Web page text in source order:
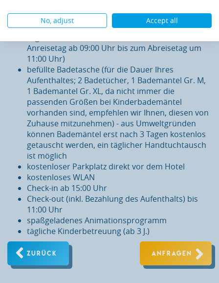
inkl. Säfte aus der Fruchtsaftbar zu den
Mahlzeiten im Hotelrestaurant
Anreisetag ab 09:00 Uhr bis zum Abreisetag um
11:00 Uhr)
befüllte Badetasche (für die Dauer Ihres
Aufenthaltes; 2 Badetücher, 1 Bademantel Gr. M,
1 Bademantel Gr. XL, da nicht immer die
passenden Größen bei Kinderbademäntel
vorhanden sind, empfehlen wir Ihnen, diesen von
Zuhause mitzunehmen) - aus Umweltgründen
können Bademäntel erst nach 3 Tagen kostenlos
getauscht werden, ein täglicher Handtuchtausch
ist möglich
kostenloser Parkplatz direkt vor dem Hotel
kostenloses WLAN
Check-in ab 15:00 Uhr
Check-out (inkl. Bezahlung des Aufenthalts) bis
11:00 Uhr
spaßgeladenes Animationsprogramm
tägliche Kinderbetreuung (ab 3 J.)
ANFRAGEN
ZURÜCK
No, adjust Accept all